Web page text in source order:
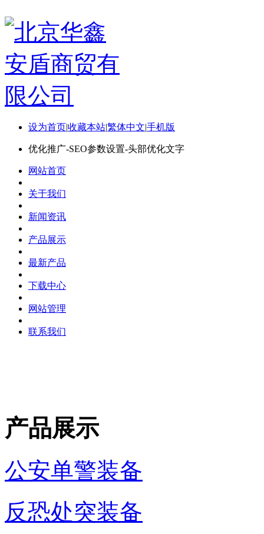
设为首页|收藏本站|繁体中文|手机版
优化推广-SEO参数设置-头部优化文字
网站首页
关于我们
新闻资讯
产品展示
最新产品
下载中心
网站管理
联系我们
产品展示
公安单警装备
反恐处突装备